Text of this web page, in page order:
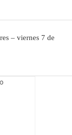
– viernes 7 de